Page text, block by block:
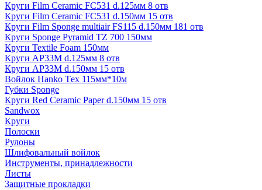
Круги Film Ceramic FC531 d.125мм 8 отв
Круги Film Ceramic FC531 d.150мм 15 отв
Круги Film Sponge multiair FS115 d.150мм 181 отв
Круги Sponge Pyramid TZ 700 150мм
Круги Textile Foam 150мм
Круги AP33M d.125мм 8 отв
Круги AP33M d.150мм 15 отв
Войлок Hanko Tех 115мм*10м
Губки Sponge
Круги Red Ceramic Paper d.150мм 15 отв
Sandwox
Круги
Полоски
Рулоны
Шлифовальный войлок
Инструменты, принадлежности
Листы
Защитные прокладки